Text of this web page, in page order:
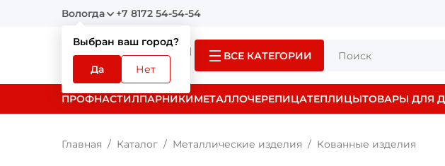
Вологда
Выбран ваш город?
Да Нет
+7 8172 54-54-54
ВСЕ КАТЕГОРИИ
ПРОФНАСТИЛПАРНИКИМЕТАЛЛОЧЕРЕПИЦАТЕПЛИЦЫТОВАРЫ ДЛЯ
Главная Каталог Металлические изделия Кованные изделия